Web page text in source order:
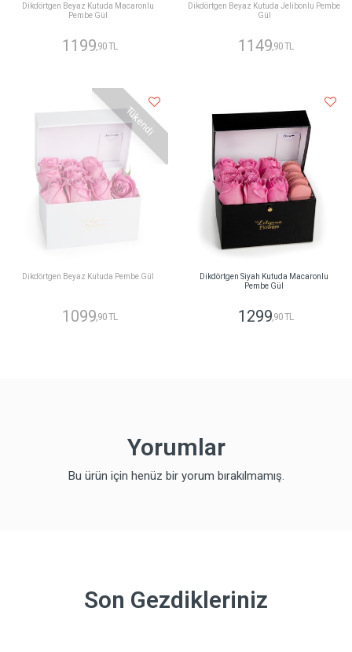
Dikdörtgen Beyaz Kutuda Macaronlu
Pembe Gül
1199 ,90 TL
Dikdörtgen Beyaz Kutuda Jelibonlu Pembe
Gül
1149 ,90 TL
Tükendi
Dikdörtgen Beyaz Kutuda Pembe Gül
1099,90 TL
Dikdörtgen Siyah Kutuda Macaronlu
Pembe Gül
1299,90 TL
Yorumlar
Bu ürün için henüz bir yorum bırakılmamış.
Son Gezdikleriniz